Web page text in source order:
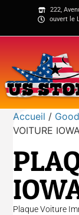
222,
ouvert le
Accueil /
VOITURE
Plaque Voiture